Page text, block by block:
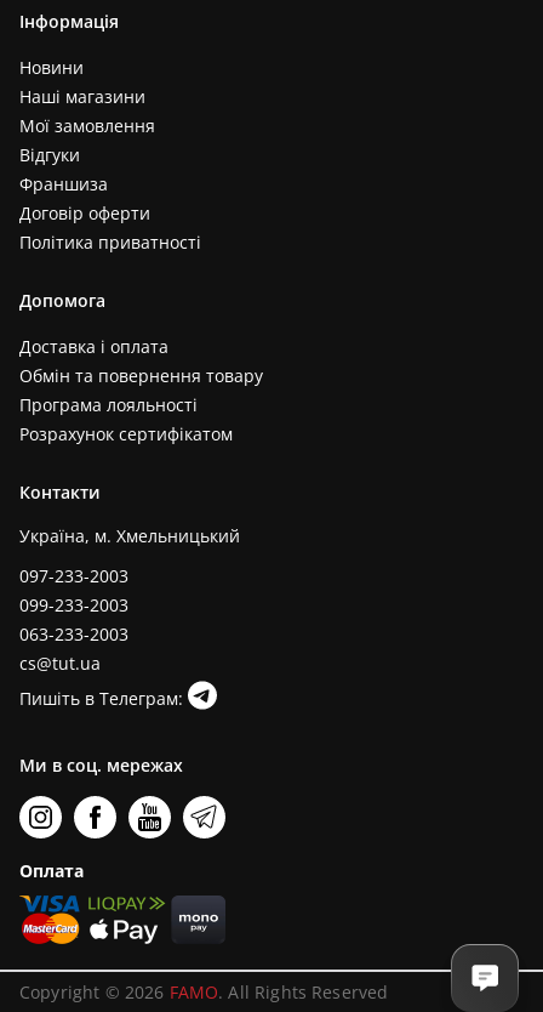
Інформація
Новини
Наші магазини
Мої замовлення
Відгуки
Франшиза
Договір оферти
Політика приватності
Допомога
Доставка і оплата
Обмін та повернення товару
Програма лояльності
Розрахунок сертифікатом
Контакти
Україна, м. Хмельницький
097-233-2003
099-233-2003
063-233-2003
cs@tut.ua
Пишіть в Телеграм:
Ми в соц. мережах
Оплата
Copyright © 2026 FAMO. All Rights Reserved